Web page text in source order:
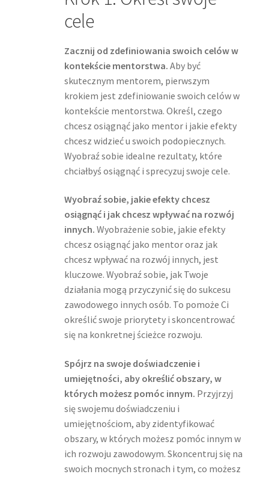
cele
Zacznij od zdefiniowania swoich celów w
kontekście mentorstwa. Aby być
skutecznym mentorem, pierwszym
krokiem jest zdefiniowanie swoich celów w
kontekście mentorstwa. Określ, czego
chcesz osiągnąć jako mentor i jakie efekty
chcesz widzieć u swoich podopiecznych.
Wyobraź sobie idealne rezultaty, które
chciałbyś osiągnąć i sprecyzuj swoje cele.
Wyobraź sobie, jakie efekty chcesz
osiągnąć i jak chcesz wpływać na rozwój
innych. Wyobrażenie sobie, jakie efekty
chcesz osiągnąć jako mentor oraz jak
chcesz wpływać na rozwój innych, jest
kluczowe. Wyobraź sobie, jak Twoje
działania mogą przyczynić się do sukcesu
zawodowego innych osób. To pomoże Ci
określić swoje priorytety i skoncentrować
się na konkretnej ścieżce rozwoju.
Spójrz na swoje doświadczenie i
umiejętności, aby określić obszary, w
których możesz pomóc innym. Przyjrzyj
się swojemu doświadczeniu i
umiejętnościom, aby zidentyfikować
obszary, w których możesz pomóc innym w
ich rozwoju zawodowym. Skoncentruj się na
swoich mocnych stronach i tym, co możesz